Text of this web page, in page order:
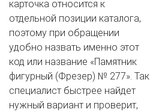
Cогласиие на обработку
карточка относится к
отдельной позиции каталога,
поэтому при обращении
удобно назвать именно этот
код или название «Памятник
фигурный (Фрезер) № 277». Так
специалист быстрее найдет
нужный вариант и проверит,